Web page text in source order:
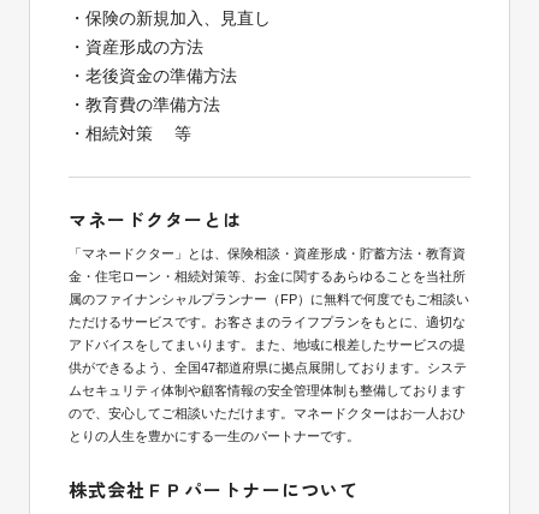
・保険の新規加入、見直し
・資産形成の方法
・老後資金の準備方法
・教育費の準備方法
・相続対策 等
マネードクターとは
「マネードクター」とは、保険相談・資産形成・貯蓄方法・教育資
金・住宅ローン・相続対策等、お金に関するあらゆることを当社所
属のファイナンシャルプランナー（FP）に無料で何度でもご相談い
ただけるサービスです。お客さまのライフプランをもとに、適切な
アドバイスをしてまいります。また、地域に根差したサービスの提
供ができるよう、全国47都道府県に拠点展開しております。システ
ムセキュリティ体制や顧客情報の安全管理体制も整備しております
ので、安心してご相談いただけます。マネードクターはお一人おひ
とりの人生を豊かにする一生のパートナーです。
株式会社ＦＰパートナーについて